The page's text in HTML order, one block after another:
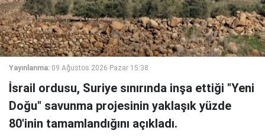
Yayınlanma: 09 Ağustos 2026 Pazar 15:38
İsrail ordusu, Suriye sınırında inşa ettiği "Yeni
Doğu" savunma projesinin yaklaşık yüzde
80'inin tamamlandığını açıkladı.